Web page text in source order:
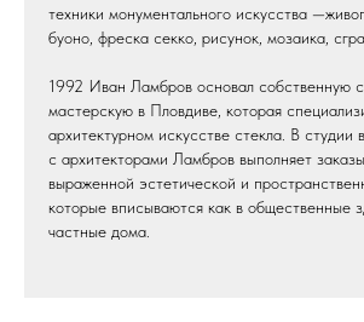
техники монументального искусства
буоно, фреска секко, рисунок, мозаика,
1992 Иван Ламбров основал собственную
мастерскую в Пловдиве, которая
архитектурном искусстве стекла. В студии
с архитекторами Ламбров выполняет
выраженной эстетической и
которые вписываются как в общественные
частные дома.